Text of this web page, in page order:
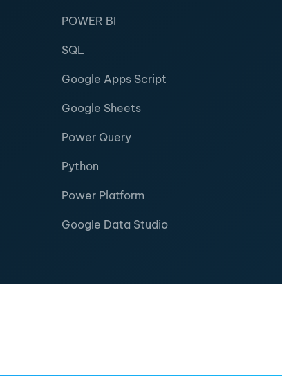
POWER BI
SQL
Google Apps Script
Google Sheets
Power Query
Python
Power Platform
Google Data Studio